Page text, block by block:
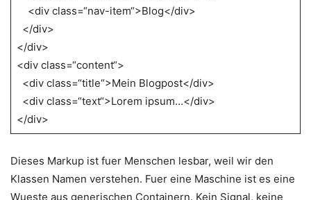
<div class=“nav-item“>Blog</div>
</div>
</div>
<div class=“content“>
<div class=“title“>Mein Blogpost</div>
<div class=“text“>Lorem ipsum…</div>
</div>
Dieses Markup ist fuer Menschen lesbar, weil wir den
Klassen Namen verstehen. Fuer eine Maschine ist es eine
Wueste aus generischen Containern. Kein Signal, keine